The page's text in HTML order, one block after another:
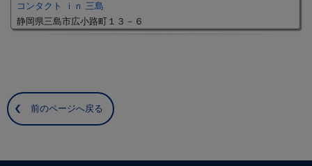
コンタクト ｉｎ 三島
静岡県三島市広小路町１３－６
前のページへ戻る